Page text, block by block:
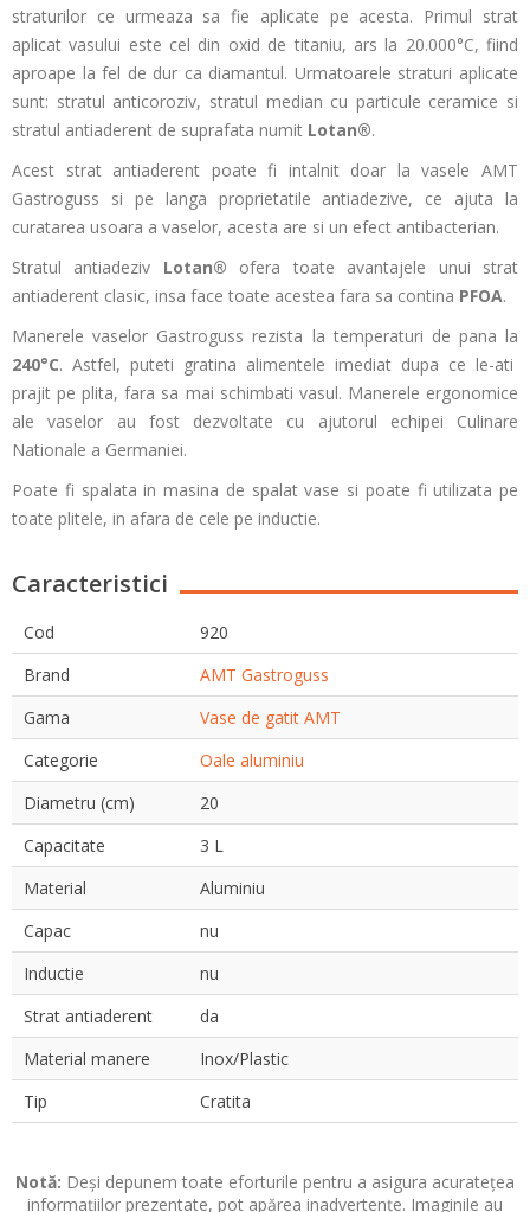
straturilor ce urmeaza sa fie aplicate pe acesta. Primul strat
aplicat vasului este cel din oxid de titaniu, ars la 20.000°C, fiind
aproape la fel de dur ca diamantul. Urmatoarele straturi aplicate
sunt: stratul anticoroziv, stratul median cu particule ceramice si
stratul antiaderent de suprafata numit Lotan®.
Acest strat antiaderent poate fi intalnit doar la vasele AMT
Gastroguss si pe langa proprietatile antiadezive, ce ajuta la
curatarea usoara a vaselor, acesta are si un efect antibacterian.
Stratul antiadeziv Lotan® ofera toate avantajele unui strat
antiaderent clasic, insa face toate acestea fara sa contina PFOA.
Manerele vaselor Gastroguss rezista la temperaturi de pana la
240°C. Astfel, puteti gratina alimentele imediat dupa ce le-ati
prajit pe plita, fara sa mai schimbati vasul. Manerele ergonomice
ale vaselor au fost dezvoltate cu ajutorul echipei Culinare
Nationale a Germaniei.
Poate fi spalata in masina de spalat vase si poate fi utilizata pe
toate plitele, in afara de cele pe inductie.
Caracteristici
Cod
920
Brand
AMT Gastroguss
Gama
Vase de gatit AMT
Categorie
Oale aluminiu
Diametru (cm)
20
Capacitate
3 L
Material
Aluminiu
Capac
nu
Inductie
nu
Strat antiaderent
da
Material manere
Inox/Plastic
Tip
Cratita
Notă: Deși depunem toate eforturile pentru a asigura acuratețea
informațiilor prezentate, pot apărea inadvertențe. Imaginile au